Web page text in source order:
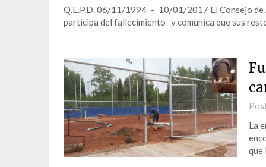
Q.E.P.D. 06/11/1994 – 10/01/2017 El Consejo de
participa del fallecimiento y comunica que sus
La
que